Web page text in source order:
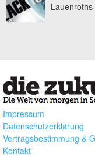
Lauenroths
Impressum
Datenschutzerklärung
Vertragsbestimmung &
Kontakt